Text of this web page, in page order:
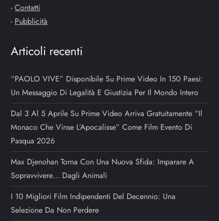
-Contatti
- Pubblicità
Articoli recenti
“PAOLO VIVE” Disponibile Su Prime Video In 150 Paesi:
Un Messaggio Di Legalità E Giustizia Per Il Mondo Intero
Dal 3 Al 5 Aprile Su Prime Video Arriva Gratuitamente “Il
Monaco Che Vinse L’Apocalisse” Come Film Evento Di
Pasqua 2026
Max Djenohan Torna Con Una Nuova Sfida: Imparare A
Sopravvivere… Dagli Animali
I 10 Migliori Film Indipendenti Del Decennio: Una
Selezione Da Non Perdere